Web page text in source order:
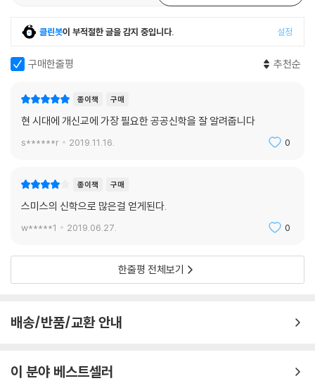
에서 기독교가 행했던 부끄러운 과거를 인정한다. 그럼에도 그는 예배의
내린 사회적 상상을 구현하고 있는지, 아울러 우리가 예배를 실천하며 예
왔는지 돌아보길 권한다. 그러한 반성이야말로 지상에서의 예배는 늘 불완
전하여 경쟁하는 여러 이야기에 포획당하기 쉬우며 우리 역시 세속의 시대
를 살아가며 수많은 예전에 영향받는 존재임을 고백하는 것이기 때문이다.
되어야 하며, 하나님 나라의 사회적 상상을 품은 우리 이방인 거류민의 예
베푸소서)을 동반해야 한다. 기독교적인 공적 실천은 복음에 닻을 내린 순
례자들의 끊임없는 자세 교정을 통해 구현된다.
- 기독교 정체성이 정치 및 문화와 어떻게 관계하는지 궁금해하는 독자
- 교회의 공공성 혹은 공공신학 논의에 관심 갖는 독자
클린봇이 부적절한 글을 감지 중입니다. 설정
구매한줄평 추천순
종이책 구매
현 시대에 개신교에 가장 필요한 공공신학을 잘 알려줍니다
s******r 2019.11.16. 0
종이책 구매
스미스의 신학으로 많은걸 얻게된다.
w*****1 2019.06.27. 0
한줄평 전체보기
배송/반품/교환 안내
이 분야 베스트셀러